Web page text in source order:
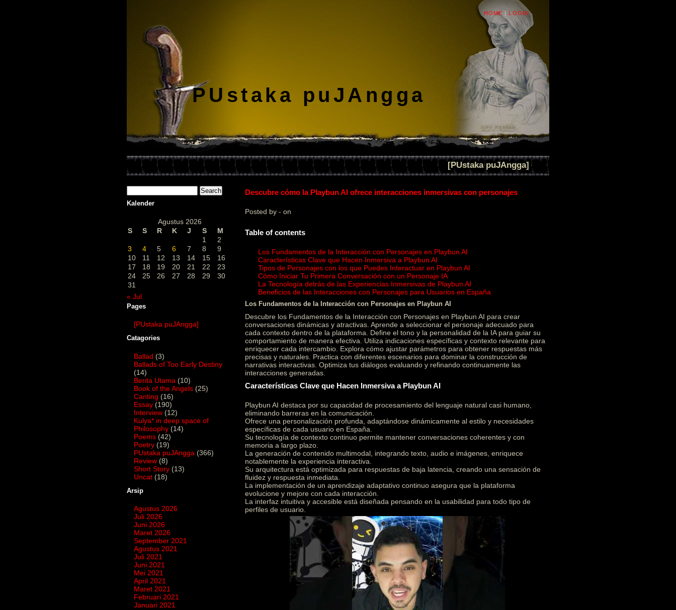
HOME | LOGIN
PUstaka puJAngga
[PUstaka puJAngga]
Kalender
Agustus 2026
S
S R K J S
M
1
2
3
4 5 6 7 8
9
10
11 12 13 14 15
16
17
18 19 20 21 22
23
24
25 26 27 28 29
30
31
« Jul
Pages
[PUstaka puJAngga]
Catagories
Ballad (3)
Ballads of Too Early Destiny
(14)
Berita Utama (10)
Book of the Angels (25)
Canting (16)
Essay (190)
Interview (12)
Kulya* in deep space of
Philosophy (14)
Poems (42)
Poetry (19)
PUstaka puJAngga (366)
Review (8)
Short Story (13)
Uncat (18)
Arsip
Agustus 2026
Juli 2026
Juni 2026
Maret 2026
September 2021
Agustus 2021
Juli 2021
Juni 2021
Mei 2021
April 2021
Maret 2021
Februari 2021
Januari 2021
Descubre cómo la Playbun AI ofrece interacciones inmersivas con personajes
Posted by - on
Table of contents
Los Fundamentos de la Interacción con Personajes en Playbun AI
Características Clave que Hacen Inmersiva a Playbun AI
Tipos de Personajes con los que Puedes Interactuar en Playbun AI
Cómo Iniciar Tu Primera Conversación con un Personaje IA
La Tecnología detrás de las Experiencias Inmersivas de Playbun AI
Beneficios de las Interacciones con Personajes para Usuarios en España
Los Fundamentos de la Interacción con Personajes en Playbun AI
Descubre los Fundamentos de la Interacción con Personajes en Playbun AI para crear
conversaciones dinámicas y atractivas. Aprende a seleccionar el personaje adecuado para
cada contexto dentro de la plataforma. Define el tono y la personalidad de la IA para guiar su
comportamiento de manera efectiva. Utiliza indicaciones específicas y contexto relevante para
enriquecer cada intercambio. Explora cómo ajustar parámetros para obtener respuestas más
precisas y naturales. Practica con diferentes escenarios para dominar la construcción de
narrativas interactivas. Optimiza tus diálogos evaluando y refinando continuamente las
interacciones generadas.
Características Clave que Hacen Inmersiva a Playbun AI
Playbun AI destaca por su capacidad de procesamiento del lenguaje natural casi humano,
eliminando barreras en la comunicación.
Ofrece una personalización profunda, adaptándose dinámicamente al estilo y necesidades
específicas de cada usuario en España.
Su tecnología de contexto continuo permite mantener conversaciones coherentes y con
memoria a largo plazo.
La generación de contenido multimodal, integrando texto, audio e imágenes, enriquece
notablemente la experiencia interactiva.
Su arquitectura está optimizada para respuestas de baja latencia, creando una sensación de
fluidez y respuesta inmediata.
La implementación de un aprendizaje adaptativo continuo asegura que la plataforma
evolucione y mejore con cada interacción.
La interfaz intuitiva y accesible está diseñada pensando en la usabilidad para todo tipo de
perfiles de usuario.